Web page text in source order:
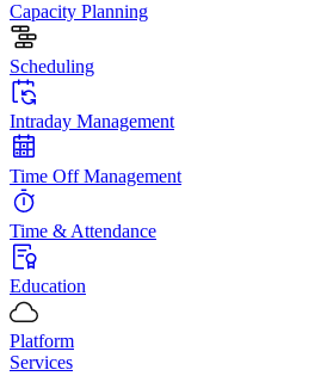
Capacity Planning
Scheduling
Intraday Management
Time Off Management
Time & Attendance
Education
Platform
Services